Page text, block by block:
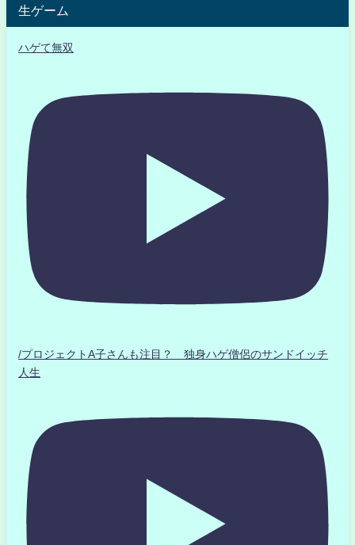
生ゲーム
ハゲて無双
/プロジェクトA子さんも注目？ 独身ハゲ僧侶のサンドイッチ
人生